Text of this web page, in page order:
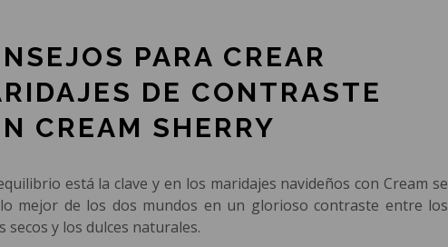
PARA CREAR
DE CONTRASTE
CREAM SHERRY
está la clave y en los maridajes navideños con Cream se
mejor de los dos mundos en un glorioso contraste entre los
secos y los dulces naturales.